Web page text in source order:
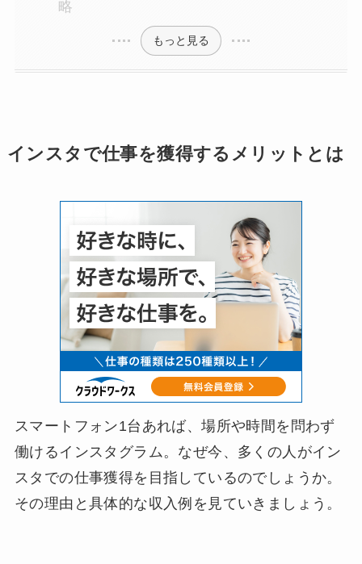
略
もっと見る
インスタで仕事を獲得するメリットとは
スマートフォン1台あれば、場所や時間を問わず
働けるインスタグラム。なぜ今、多くの人がイン
スタでの仕事獲得を目指しているのでしょうか。
その理由と具体的な収入例を見ていきましょう。